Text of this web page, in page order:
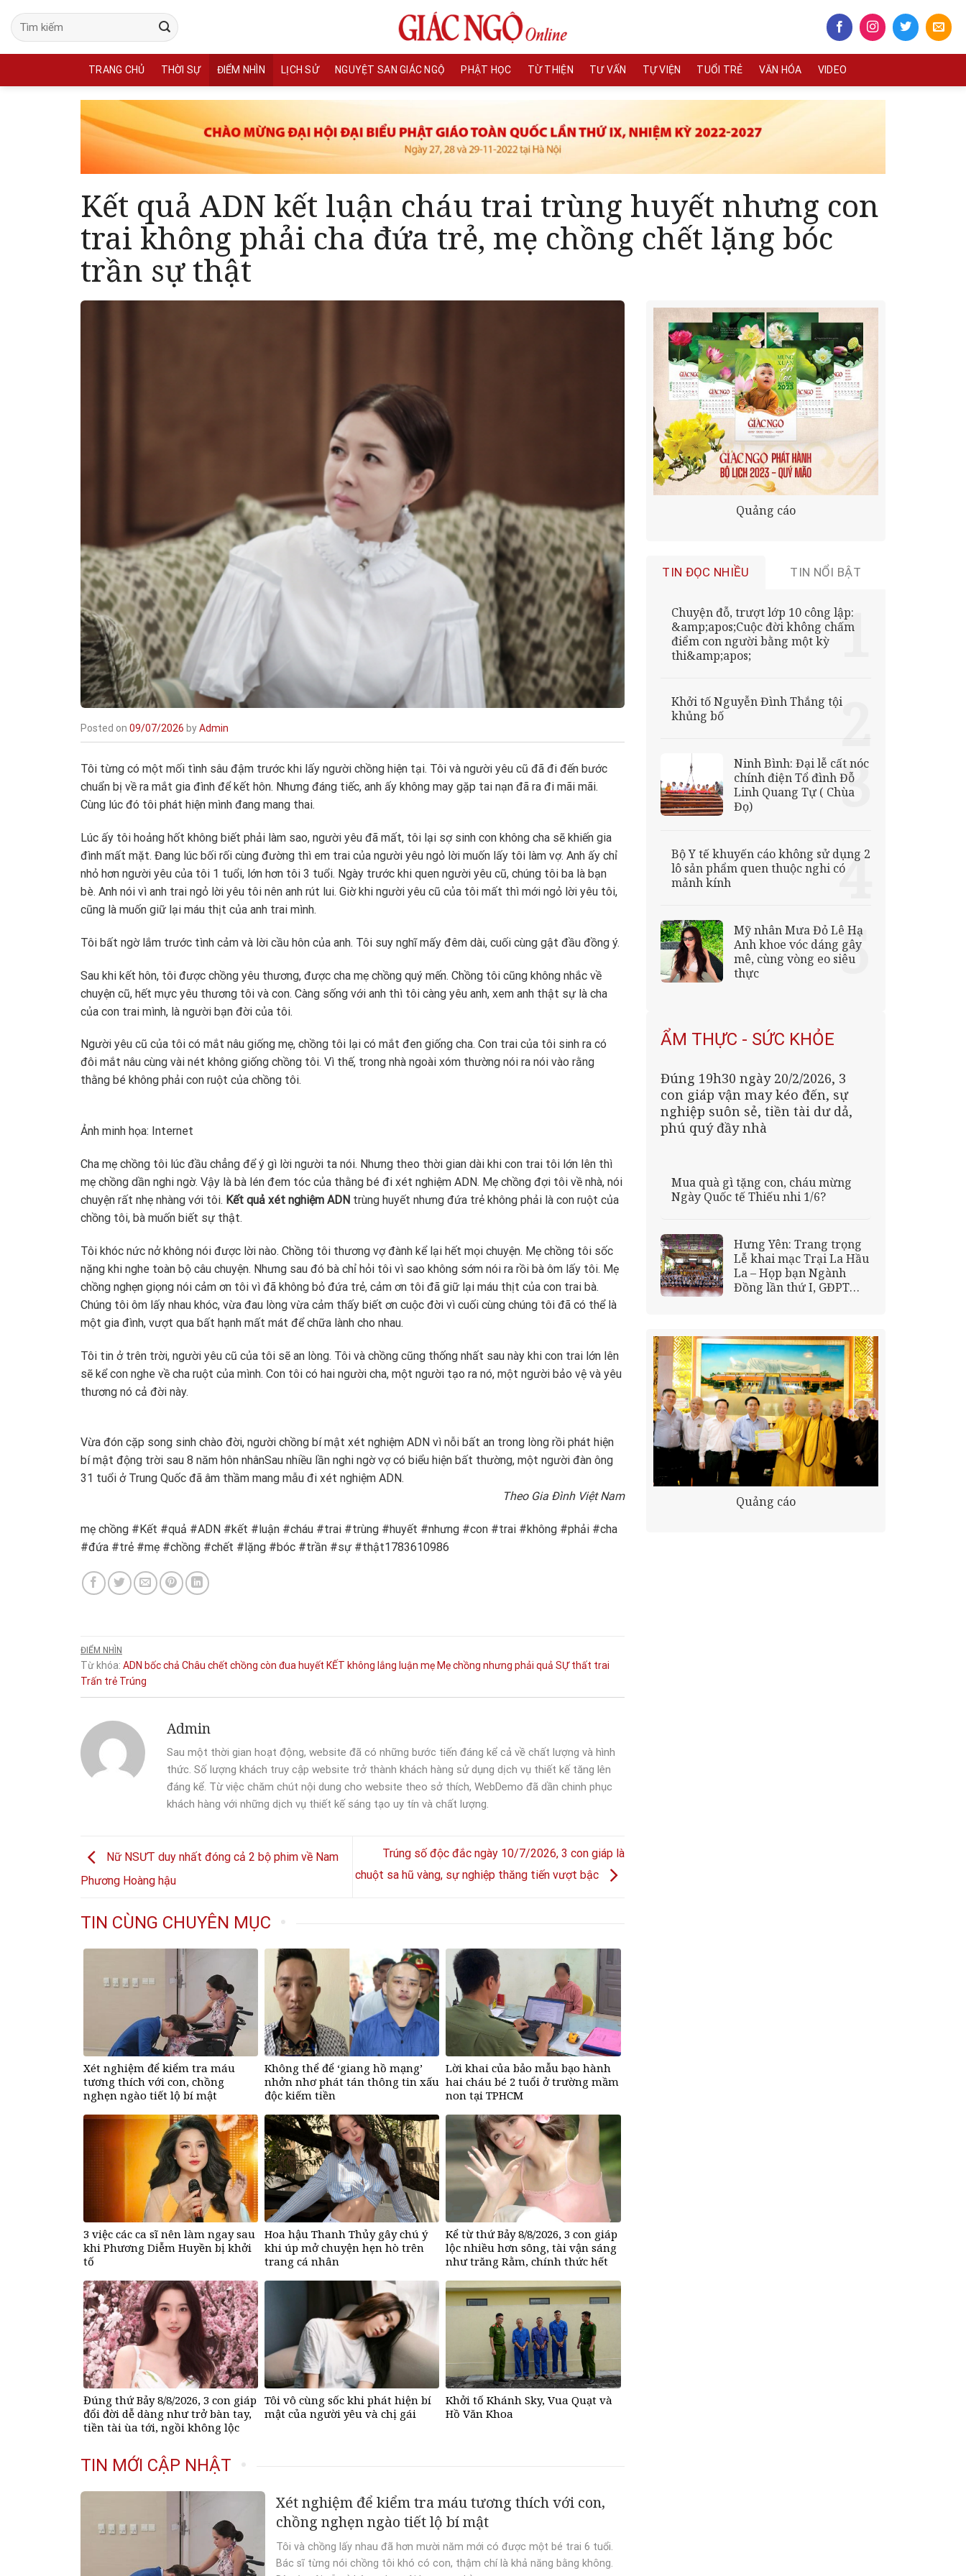
content
TRANG CHỦ THỜI SỰ ĐIỂM NHÌN LỊCH SỬ NGUYỆT SAN GIÁC NGỘ PHẬT HỌC TỪ THIỆN TƯ VẤN TỰ VIỆN TUỔI TRẺ VĂN HÓA VIDEO
Kết quả ADN kết luận cháu trai trùng huyết nhưng con
trai không phải cha đứa trẻ, mẹ chồng chết lặng bóc
trần sự thật
Posted on 09/07/2026 byAdmin
Tôi từng có một mối tình sâu đậm trước khi lấy người chồng hiện tại. Tôi và người yêu cũ đã đi đến bước
chuẩn bị về ra mắt gia đình để kết hôn. Nhưng đáng tiếc, anh ấy không may gặp tai nạn đã ra đi mãi mãi.
Cùng lúc đó tôi phát hiện mình đang mang thai.
Lúc ấy tôi hoảng hốt không biết phải làm sao, người yêu đã mất, tôi lại sợ sinh con không cha sẽ khiến gia
đình mất mặt. Đang lúc bối rối cùng đường thì em trai của người yêu ngỏ lời muốn lấy tôi làm vợ. Anh ấy chỉ
nhỏ hơn người yêu của tôi 1 tuổi, lớn hơn tôi 3 tuổi. Ngày trước khi quen người yêu cũ, chúng tôi ba là bạn
bè. Anh nói vì anh trai ngỏ lời yêu tôi nên anh rút lui. Giờ khi người yêu cũ của tôi mất thì mới ngỏ lời yêu tôi,
cũng là muốn giữ lại máu thịt của anh trai mình.
Tôi bất ngờ lắm trước tình cảm và lời cầu hôn của anh. Tôi suy nghĩ mấy đêm dài, cuối cùng gật đầu đồng ý.
Sau khi kết hôn, tôi được chồng yêu thương, được cha mẹ chồng quý mến. Chồng tôi cũng không nhắc về
chuyện cũ, hết mực yêu thương tôi và con. Càng sống với anh thì tôi càng yêu anh, xem anh thật sự là cha
của con trai mình, là người bạn đời của tôi.
Người yêu cũ của tôi có mắt nâu giống mẹ, chồng tôi lại có mắt đen giống cha. Con trai của tôi sinh ra có
đôi mắt nâu cùng vài nét không giống chồng tôi. Vì thế, trong nhà ngoài xóm thường nói ra nói vào rằng
thằng bé không phải con ruột của chồng tôi.
Ảnh minh họa: Internet
Cha mẹ chồng tôi lúc đầu chẳng để ý gì lời người ta nói. Nhưng theo thời gian dài khi con trai tôi lớn lên thì
mẹ chồng dần nghi ngờ. Vậy là bà lén đem tóc của thằng bé đi xét nghiệm ADN. Mẹ chồng đợi tôi về nhà, nói
chuyện rất nhẹ nhàng với tôi. Kết quả xét nghiệm ADN trùng huyết nhưng đứa trẻ không phải là con ruột của
chồng tôi, bà muốn biết sự thật.
Tôi khóc nức nở không nói được lời nào. Chồng tôi thương vợ đành kể lại hết mọi chuyện. Mẹ chồng tôi sốc
nặng khi nghe toàn bộ câu chuyện. Nhưng sau đó bà chỉ hỏi tôi vì sao không sớm nói ra rồi bà ôm lấy tôi. Mẹ
chồng nghẹn giọng nói cảm ơn tôi vì đã không bỏ đứa trẻ, cảm ơn tôi đã giữ lại máu thịt của con trai bà.
Chúng tôi ôm lấy nhau khóc, vừa đau lòng vừa cảm thấy biết ơn cuộc đời vì cuối cùng chúng tôi đã có thể là
một gia đình, vượt qua bất hạnh mất mát để chữa lành cho nhau.
Tôi tin ở trên trời, người yêu cũ của tôi sẽ an lòng. Tôi và chồng cũng thống nhất sau này khi con trai lớn lên
sẽ kể con nghe về cha ruột của mình. Con tôi có hai người cha, một người tạo ra nó, một người bảo vệ và yêu
thương nó cả đời này.
Vừa đón cặp song sinh chào đời, người chồng bí mật xét nghiệm ADN vì nỗi bất an trong lòng rồi phát hiện
bí mật động trời sau 8 năm hôn nhânSau nhiều lần nghi ngờ vợ có biểu hiện bất thường, một người đàn ông
31 tuổi ở Trung Quốc đã âm thầm mang mẫu đi xét nghiệm ADN.
Theo Gia Đình Việt Nam
mẹ chồng #Kết #quả #ADN #kết #luận #cháu #trai #trùng #huyết #nhưng #con #trai #không #phải #cha
#đứa #trẻ #mẹ #chồng #chết #lặng #bóc #trần #sự #thật1783610986
ĐIỂM NHÌN
Từ khóa: ADN bốcchả Châu chết chồng còn đua huyết KẾT không lắng luận mẹ Mẹ chồng nhưng phải quả SỰ thất trai
Trấn trẻ Trúng
Admin
Sau một thời gian hoạt động, website đã có những bước tiến đáng kể cả về chất lượng và hình
thức. Số lượng khách truy cập website trở thành khách hàng sử dụng dịch vụ thiết kế tăng lên
đáng kể. Từ việc chăm chút nội dung cho website theo sở thích, WebDemo đã dần chinh phục
khách hàng với những dịch vụ thiết kế sáng tạo uy tín và chất lượng.
Nữ NSƯT duy nhất đóng cả 2 bộ phim về Nam
Phương Hoàng hậu
Trúng số độc đắc ngày 10/7/2026, 3 con giáp là
chuột sa hũ vàng, sự nghiệp thăng tiến vượt bậc
TIN CÙNG CHUYÊN MỤC
Xét nghiệm để kiểm tra máu
tương thích với con, chồng
nghẹn ngào tiết lộ bí mật
Không thể để ‘giang hồ mạng’
nhởn nhơ phát tán thông tin xấu
độc kiếm tiền
Lời khai của bảo mẫu bạo hành
hai cháu bé 2 tuổi ở trường mầm
non tại TPHCM
3 việc các ca sĩ nên làm ngay sau
khi Phương Diễm Huyền bị khởi
tố
Hoa hậu Thanh Thủy gây chú ý
khi úp mở chuyện hẹn hò trên
trang cá nhân
Kể từ thứ Bảy 8/8/2026, 3 con giáp
lộc nhiều hơn sông, tài vận sáng
như trăng Rằm, chính thức hết
Đúng thứ Bảy 8/8/2026, 3 con giáp
đổi đời dễ dàng như trở bàn tay,
tiền tài ùa tới, ngồi không lộc
Tôi vô cùng sốc khi phát hiện bí
mật của người yêu và chị gái
Khởi tố Khánh Sky, Vua Quạt và
Hồ Văn Khoa
TIN MỚI CẬP NHẬT
Xét nghiệm để kiểm tra máu tương thích với con,
chồng nghẹn ngào tiết lộ bí mật
Tôi và chồng lấy nhau đã hơn mười năm mới có được một bé trai 6 tuổi.
Bác sĩ từng nói chồng tôi khó có con, thậm chí là khả năng bằng không.
Quảng cáo
TIN ĐỌC NHIỀU TIN NỔI BẬT
Chuyện đỗ, trượt lớp 10 công lập:
&amp;apos;Cuộc đời không chấm
điểm con người bằng một kỳ
thi&amp;apos;
Khởi tố Nguyễn Đình Thắng tội
khủng bố
Ninh Bình: Đại lễ cất nóc
chính điện Tổ đình Đỗ
Linh Quang Tự ( Chùa
Đọ)
Bộ Y tế khuyến cáo không sử dụng 2
lô sản phẩm quen thuộc nghi có
mảnh kính
Mỹ nhân Mưa Đỏ Lê Hạ
Anh khoe vóc dáng gây
mê, cùng vòng eo siêu
thực
ẨM THỰC - SỨC KHỎE
Đúng 19h30 ngày 20/2/2026, 3
con giáp vận may kéo đến, sự
nghiệp suôn sẻ, tiền tài dư dả,
phú quý đầy nhà
Mua quà gì tặng con, cháu mừng
Ngày Quốc tế Thiếu nhi 1/6?
Hưng Yên: Trang trọng
Lễ khai mạc Trại La Hầu
La – Họp bạn Ngành
Đồng lần thứ I, GĐPT
Quảng cáo